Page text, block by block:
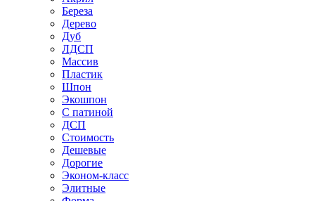
Береза
Дерево
Дуб
ЛДСП
Массив
Пластик
Шпон
Экошпон
С патиной
ДСП
Стоимость
Дешевые
Дорогие
Эконом-класс
Элитные